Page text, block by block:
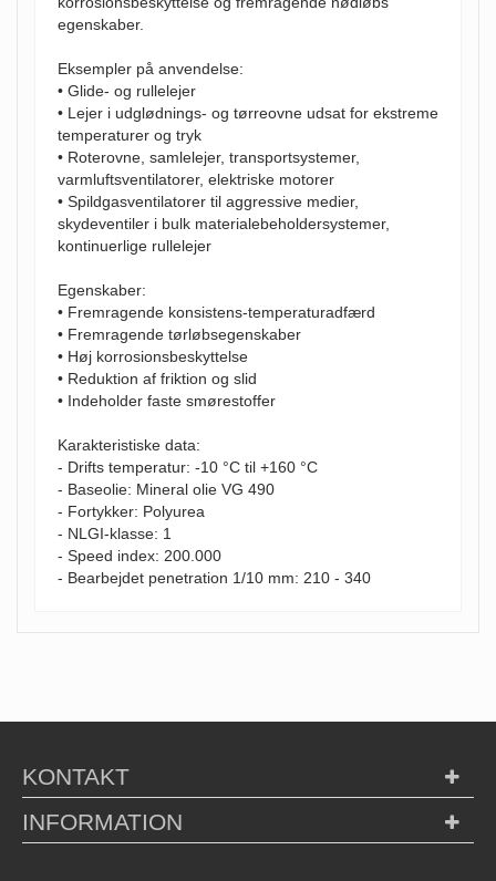
egenskaber.
Eksempler på anvendelse:
• Glide- og rullelejer
• Lejer i udglødnings- og tørreovne udsat for ekstreme
temperaturer og tryk
• Roterovne, samlelejer, transportsystemer,
varmluftsventilatorer, elektriske motorer
• Spildgasventilatorer til aggressive medier,
skydeventiler i bulk materialebeholdersystemer,
kontinuerlige rullelejer
Egenskaber:
• Fremragende konsistens-temperaturadfærd
• Fremragende tørløbsegenskaber
• Høj korrosionsbeskyttelse
• Reduktion af friktion og slid
• Indeholder faste smørestoffer
Karakteristiske data:
- Drifts temperatur: -10 °C til +160 °C
- Baseolie: Mineral olie VG 490
- Fortykker: Polyurea
- NLGI-klasse: 1
- Speed index: 200.000
- Bearbejdet penetration 1/10 mm: 210 - 340
KONTAKT
INFORMATION